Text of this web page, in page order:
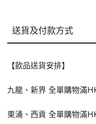
送貨及付款方式
【飲品送貨安排】
九龍、新界 全單購物滿
東涌、西貢 全單購物滿